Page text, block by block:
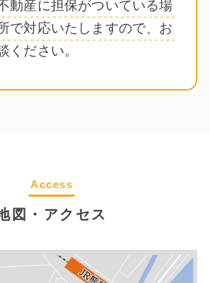
動産に担保がついている場
で対応いたしますので、お
ください。
Access
図・アクセス